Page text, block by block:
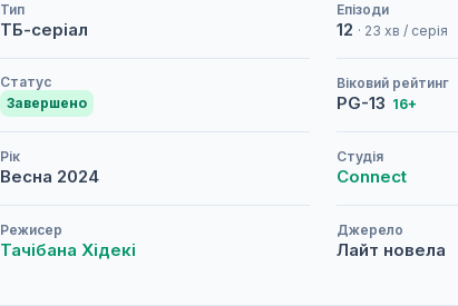
Тип
ТБ-серіал
Епізоди
12 · 23 хв / серія
Статус
Завершено
Віковий рейтинг
PG-13 16+
Рік
Весна 2024
Студія
Connect
Режисер
Тачібана Хідекі
Джерело
Лайт новела